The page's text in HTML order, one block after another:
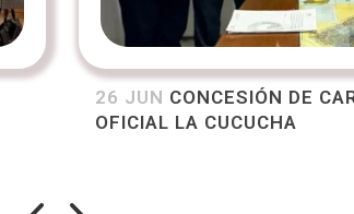
26 JUN CONCESIÓN DE
OFICIAL LA CUCUCHA